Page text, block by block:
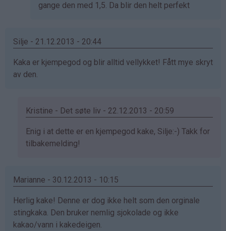
på
(ikke
gange den med 1,5. Da blir den helt perfekt
Silje - 21.12.2013 - 20:44
Kaka er kjempegod og blir alltid vellykket! Fått mye skryt
av den.
Kristine - Det søte liv - 22.12.2013 - 20:59
Som
svar
Silje
bekreftet)
Enig i at dette er en kjempegod kake, Silje:-) Takk for
tilbakemelding!
Marianne - 30.12.2013 - 10:15
Herlig kake! Denne er dog ikke helt som den orginale
stingkaka. Den bruker nemlig sjokolade og ikke
kakao/vann i kakedeigen.